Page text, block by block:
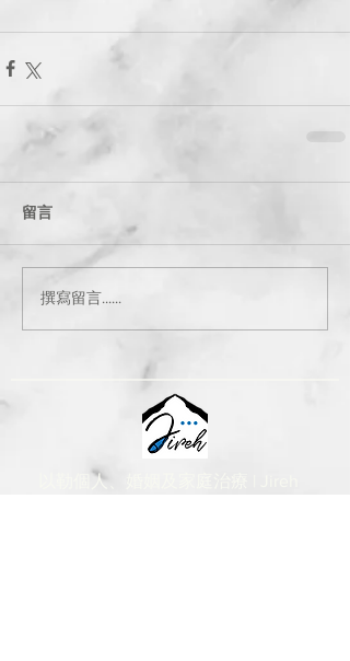
留言
撰寫留言......
以勒個人、婚姻及家庭治療 | Jireh